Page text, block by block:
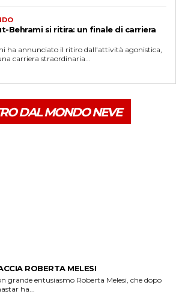
Behrami si ritira: un finale di carriera
ha annunciato il ritiro dall'attività agonistica,
carriera straordinaria...
DAL MONDO NEVE
ROBERTA MELESI
grande entusiasmo Roberta Melesi, che dopo
ha...